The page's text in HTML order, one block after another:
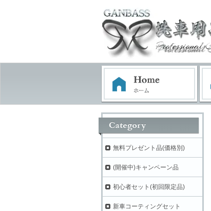
無料プレゼント品(価格別)
(開催中)キャンペーン品
初心者セット(初回限定品)
新車コーティングセット